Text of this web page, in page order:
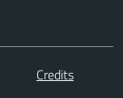
Credits